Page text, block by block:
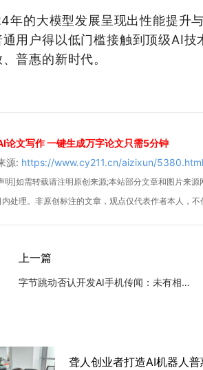
年的大模型发展呈现出性能提升
通用户得以低门槛接触到顶级AI技
普惠的新时代。
论文写作 一键生成万字论文只需5分钟
源: https://www.cy211.cn/aizixun/5380.html
明]如需转载请注明原创来源;本站部分文章和图片来
处理。非原创标注的文章，观点仅代表作者本人，不
上一篇
​字节跳动否认开发AI手机传闻：未有相关计划